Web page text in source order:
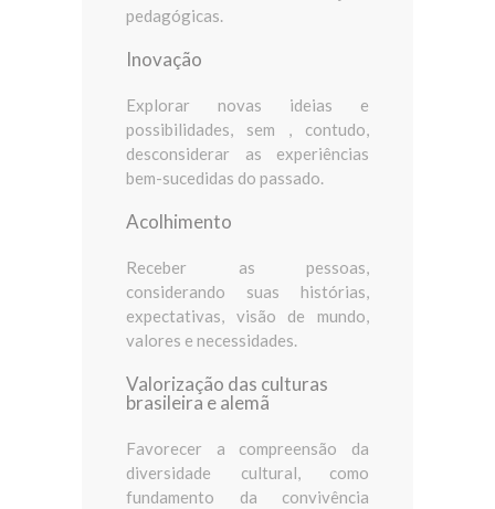
pedagógicas.
Inovação
Explorar novas ideias e
possibilidades, sem , contudo,
desconsiderar as experiências
bem-sucedidas do passado.
Acolhimento
Receber as pessoas,
considerando suas histórias,
expectativas, visão de mundo,
valores e necessidades.
Valorização das culturas
brasileira e alemã
Favorecer a compreensão da
diversidade cultural, como
fundamento da convivência